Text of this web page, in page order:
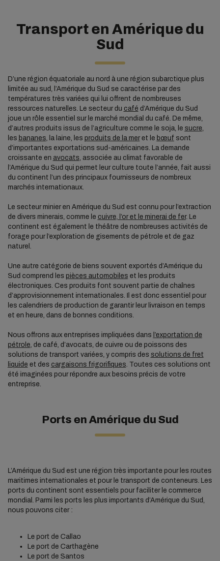
Transport en Amérique du
Sud
D’une région équatoriale au nord à une région subarctique plus
limitée au sud, l’Amérique du Sud se caractérise par des
températures très variées qui lui offrent de nombreuses
ressources naturelles. Le secteur du café d’Amérique du Sud
joue un rôle essentiel sur le marché mondial du café. De même,
d’autres produits issus de l’agriculture comme le soja, le sucre
les bananes , la laine, les produits de la meret le bœuf sont
d’importantes exportations sud-américaines. La demande
croissante en avocats , associée au climat favorable de
l’Amérique du Sud qui permet leur culture toute l’année, fait aussi
du continent l’un des principaux fournisseurs de nombreux
marchés internationaux.
Le secteur minier en Amérique du Sud est connu pour l’extraction
de divers minerais, comme le cuivre, l’or et le minerai de fer. Le
continent est également le théâtre de nombreuses activités de
forage pour l’exploration de gisements de pétrole et de gaz
naturel.
Une autre catégorie de biens souvent exportés d’Amérique du
Sud comprend les pièces automobiles et les produits
électroniques. Ces produits font souvent partie de chaînes
d’approvisionnement internationales. Il est donc essentiel pour
les calendriers de production de garantir leur livraison en temps
et en heure, dans de bonnes conditions.
Nous offrons aux entreprises impliquées dans l’exportation de
pétrole , de café, d’avocats, de cuivre ou de poissons des
solutions de transport variées, y compris des solutions de fret
liquide et des cargaisons frigorifiques . Toutes ces solutions ont
été imaginées pour répondre aux besoins précis de votre
entreprise.
Ports en Amérique du Sud
L’Amérique du Sud est une région très importante pour les routes
maritimes internationales et pour le transport de conteneurs. Les
ports du continent sont essentiels pour faciliter le commerce
mondial. Parmi les ports les plus importants d’Amérique du Sud,
nous pouvons citer :
Le port de Callao
Le port de Carthagène
Le port de Santos